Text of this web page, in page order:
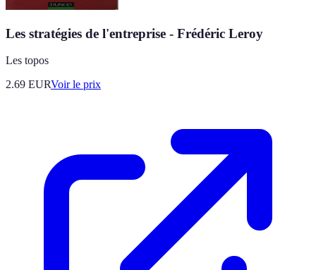
Les stratégies de l'entreprise - Frédéric Leroy
Les topos
2.69 EURVoir le prix